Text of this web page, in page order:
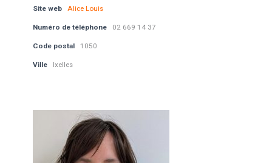
Site web Alice Louis
Numéro de téléphone 02 669 14 37
Code postal 1050
Ville Ixelles